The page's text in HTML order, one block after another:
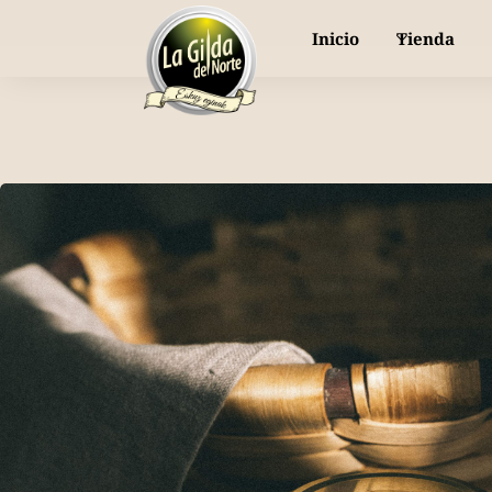
piparra dulce y fresca, directa a tu mesa
Inicio Tienda
Nuestras gildas
Bodas